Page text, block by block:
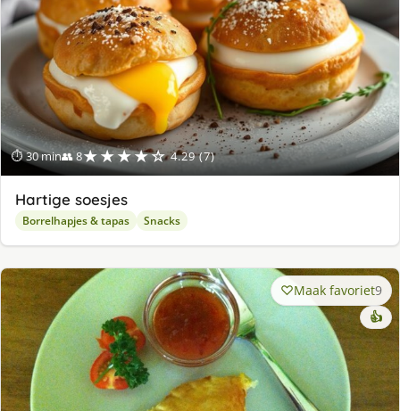
⏱ 30 min👥 8★★★★☆ 4.29 (7)
Hartige soesjes
Borrelhapjes & tapas Snacks
Maak favoriet9
👍